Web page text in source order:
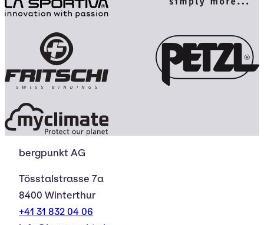
bergpunkt AG
Tösstalstrasse 7a
8400 Winterthur
+41 31 832 04 06